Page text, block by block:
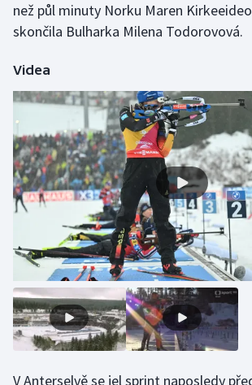
než půl minuty Norku Maren
skončila Bulharka Milena Todorovová.
Videa
V Anterselvě se jel sprint naposledy